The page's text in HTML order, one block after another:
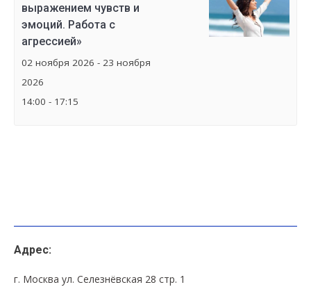
выражением чувств и
эмоций. Работа с
агрессией»
02 ноября 2026 - 23 ноября
2026
14:00 - 17:15
Адрес:
г. Москва ул. Селезнёвская 28 стр. 1